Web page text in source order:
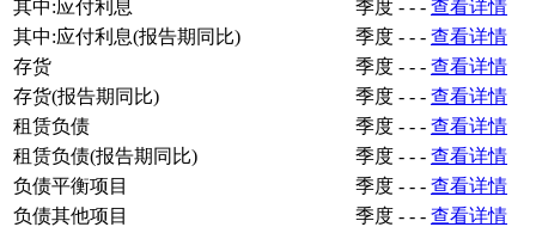
其中:应付利息 季度 - - - 查看详情
其中:应付利息(报告期同比)
季度 - - - 查看详情
存货
季度 - - - 查看详情
存货(报告期同比)
季度 - - - 查看详情
租赁负债
季度 - - - 查看详情
租赁负债(报告期同比)
季度 - - - 查看详情
负债平衡项目
季度 - - - 查看详情
负债其他项目
季度 - - - 查看详情